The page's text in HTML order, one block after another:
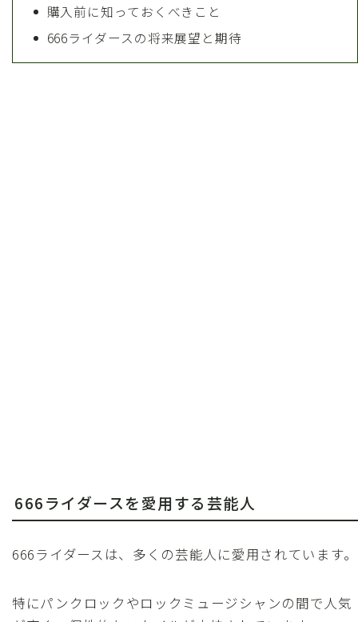
購入前に知っておくべきこと
666ライダースの将来展望と期待
666ライダースを愛用する芸能人
666ライダースは、多くの芸能人に愛用されています。
特にパンクロックやロックミュージシャンの間で人気